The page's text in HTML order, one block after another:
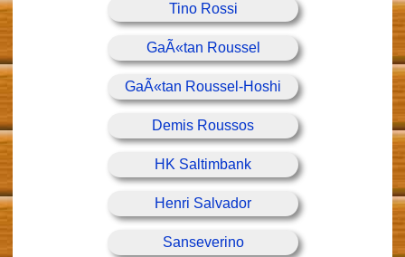
Tino Rossi
GaÃ«tan Roussel
GaÃ«tan Roussel-Hoshi
Demis Roussos
HK Saltimbank
Henri Salvador
Sanseverino